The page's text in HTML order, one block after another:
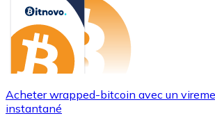
Acheter wrapped-bitcoin avec un
instantané